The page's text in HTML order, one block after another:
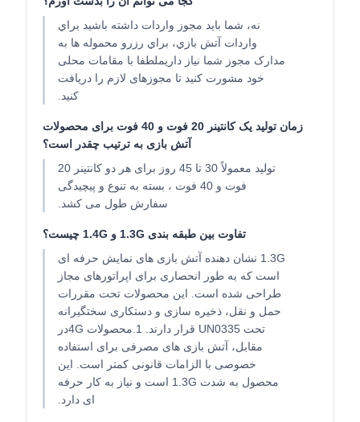
نه، شما بايد مجوز واردات داشته باشيد براي
واردات آتش بازي، براي رزرو محموله ها به
مدارک مجوز شما نياز داريملطفا با مقامات محلی
خود مشورت کنید تا مجوزهای لازم را دریافت
کنید.
زمان تولید یک کانتینر 20 فوت و 40 فوت برای محصولات
آتش بازی به ترتیب چقدر است؟
تولید معمولاً 30 تا 45 روز برای هر دو کانتینر 20
فوت و 40 فوت ، بسته به تنوع و پیچیدگی
سفارش طول می کشد.
تفاوت بین طبقه بندی 1.3G و 1.4G چیست؟
1.3G نشان دهنده آتش بازی های نمایش حرفه ای
است که به طور انحصاری برای اپراتورهای مجاز
طراحی شده است. این محصولات تحت مقررات
حمل و نقل، ذخیره سازی و دستکاری سختگیرانه
تحت UN0335 قرار دارند. 1.محصولات 4Gدر
مقابل، آتش بازی های مصرفی برای استفاده
خصوصی با الزامات قانونی کمتر است. این
محصول به شدت 1.3G است و نیاز به کار حرفه
ای دارد.